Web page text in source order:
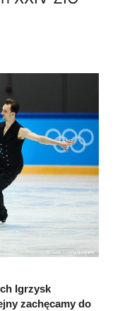
Igrzysk
zachęcamy do